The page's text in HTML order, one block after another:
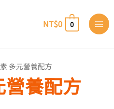
NT$0 0
多元營養配方
營養配方